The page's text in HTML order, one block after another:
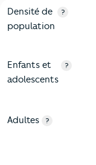
2-Habitants
Critères Cinqueux
Densité de
population
?
Enfants et
adolescents
?
Adultes ?